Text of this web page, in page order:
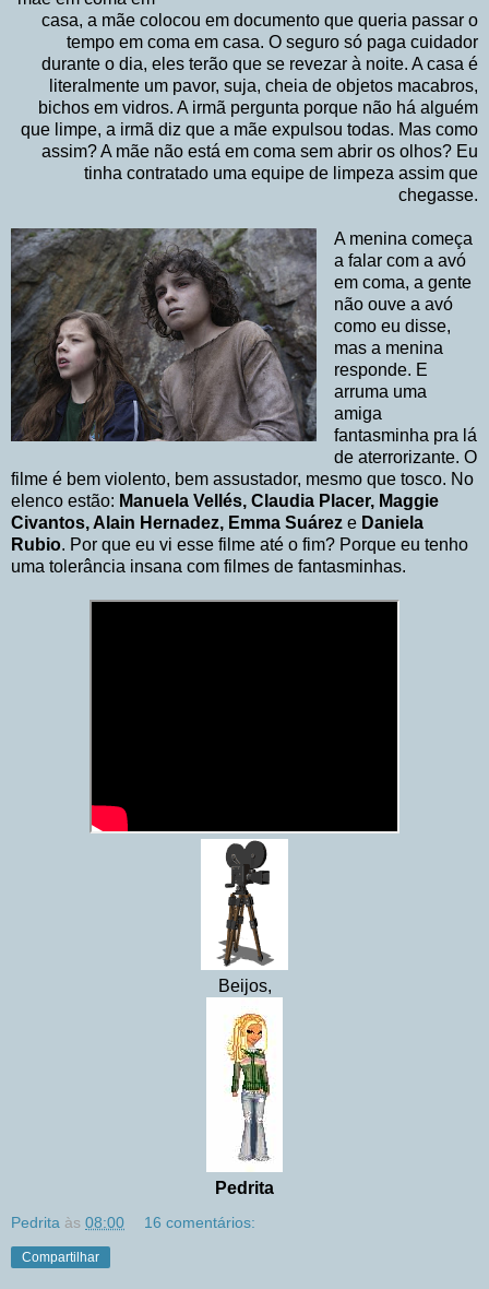
casa, a mãe colocou em documento que queria passar o
tempo em coma em casa. O seguro só paga cuidador
durante o dia, eles terão que se revezar à noite. A casa é
literalmente um pavor, suja, cheia de objetos macabros,
bichos em vidros. A irmã pergunta porque não há alguém
que limpe, a irmã diz que a mãe expulsou todas. Mas como
assim? A mãe não está em coma sem abrir os olhos? Eu
tinha contratado uma equipe de limpeza assim que
chegasse.
A menina começa
a falar com a avó
em coma, a gente
não ouve a avó
como eu disse,
mas a menina
responde. E
arruma uma
amiga
fantasminha pra lá
de aterrorizante. O
filme é bem violento, bem assustador, mesmo que tosco. No
elenco estão: Manuela Vellés, Claudia Placer, Maggie
Civantos, Alain Hernadez, Emma Suárez e Daniela
Rubio. Por que eu vi esse filme até o fim? Porque eu tenho
uma tolerância insana com filmes de fantasminhas.
Beijos,
Pedrita
Pedrita às 08:00 16 comentários:
Compartilhar